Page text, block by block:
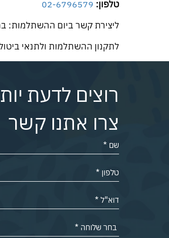
טלפון: 02-6796579
ליצירת קשר ביום ההשתלמות:
לתקנון ההשתלמות ולתנאי
רוצים לדעת
צרו אתנו קשר